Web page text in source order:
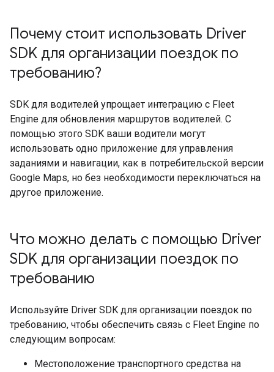
Почему стоит использовать Driver
SDK для организации поездок по
требованию?
SDK для водителей упрощает интеграцию с Fleet
Engine для обновления маршрутов водителей. С
помощью этого SDK ваши водители могут
использовать одно приложение для управления
заданиями и навигации, как в потребительской версии
Google Maps, но без необходимости переключаться на
другое приложение.
Что можно делать с помощью Driver
SDK для организации поездок по
требованию
Используйте Driver SDK для организации поездок по
требованию, чтобы обеспечить связь с Fleet Engine по
следующим вопросам:
Местоположение транспортного средства на